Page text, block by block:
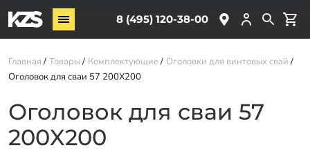
8 (495) 120-38-00
Винтовые сваи
ЖБ сваи
Обвязка свай
Услуги
Главная Товары Комплектующие
Оголовки для винтовых свай
Оголовок для сваи 57 200X200
Оголовок для сваи 57
200X200